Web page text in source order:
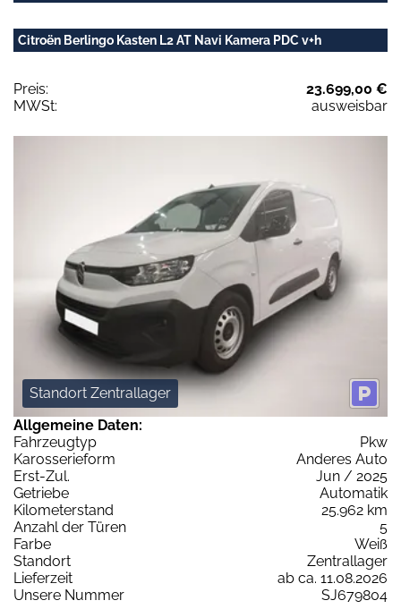
Citroën Berlingo Kasten L2 AT Navi Kamera PDC v+h
Preis:
23.699,00 €
MWSt:
ausweisbar
Standort Zentrallager
Allgemeine Daten:
Fahrzeugtyp
Pkw
Karosserieform
Anderes Auto
Erst-Zul.
Jun / 2025
Getriebe
Automatik
Kilometerstand
25.962 km
Anzahl der Türen
5
Farbe
Weiß
Standort
Zentrallager
Lieferzeit
ab ca. 11.08.2026
Unsere Nummer
SJ679804